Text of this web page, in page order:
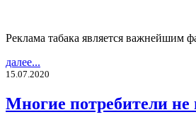
Реклама табака является важнейшим
далее...
15.07.2020
Многие потребители не